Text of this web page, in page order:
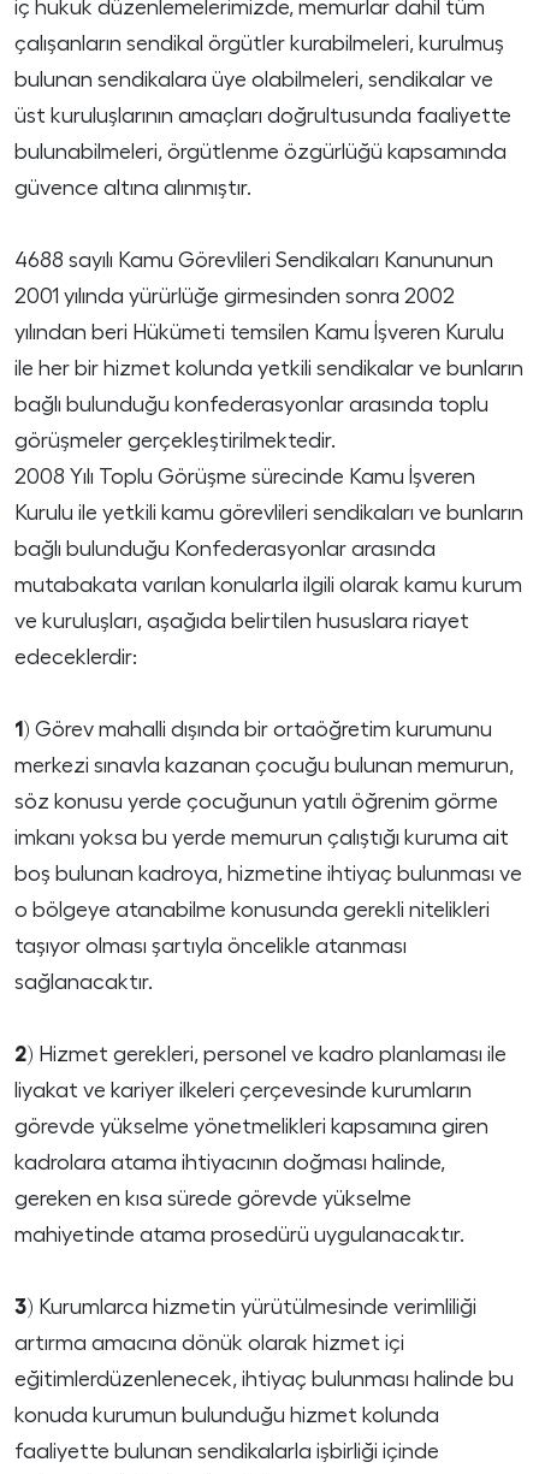
iç hukuk düzenlemelerimizde, memurlar dahil tüm
çalışanların sendikal örgütler kurabilmeleri, kurulmuş
bulunan sendikalara üye olabilmeleri, sendikalar ve
üst kuruluşlarının amaçları doğrultusunda faaliyette
bulunabilmeleri, örgütlenme özgürlüğü kapsamında
güvence altına alınmıştır.
4688 sayılı Kamu Görevlileri Sendikaları Kanununun
2001 yılında yürürlüğe girmesinden sonra 2002
yılından beri Hükümeti temsilen Kamu İşveren Kurulu
ile her bir hizmet kolunda yetkili sendikalar ve bunların
bağlı bulunduğu konfederasyonlar arasında toplu
görüşmeler gerçekleştirilmektedir.
2008 Yılı Toplu Görüşme sürecinde Kamu İşveren
Kurulu ile yetkili kamu görevlileri sendikaları ve bunların
bağlı bulunduğu Konfederasyonlar arasında
mutabakata varılan konularla ilgili olarak kamu kurum
ve kuruluşları, aşağıda belirtilen hususlara riayet
edeceklerdir:
1) Görev mahalli dışında bir ortaöğretim kurumunu
merkezi sınavla kazanan çocuğu bulunan memurun,
söz konusu yerde çocuğunun yatılı öğrenim görme
imkanı yoksa bu yerde memurun çalıştığı kuruma ait
boş bulunan kadroya, hizmetine ihtiyaç bulunması ve
o bölgeye atanabilme konusunda gerekli nitelikleri
taşıyor olması şartıyla öncelikle atanması
sağlanacaktır.
2) Hizmet gerekleri, personel ve kadro planlaması ile
liyakat ve kariyer ilkeleri çerçevesinde kurumların
görevde yükselme yönetmelikleri kapsamına giren
kadrolara atama ihtiyacının doğması halinde,
gereken en kısa sürede görevde yükselme
mahiyetinde atama prosedürü uygulanacaktır.
3) Kurumlarca hizmetin yürütülmesinde verimliliği
artırma amacına dönük olarak hizmet içi
eğitimlerdüzenlenecek, ihtiyaç bulunması halinde bu
konuda kurumun bulunduğu hizmet kolunda
faaliyette bulunan sendikalarla işbirliği içinde